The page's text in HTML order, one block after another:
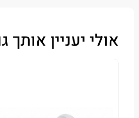
יעניין אותך גם?